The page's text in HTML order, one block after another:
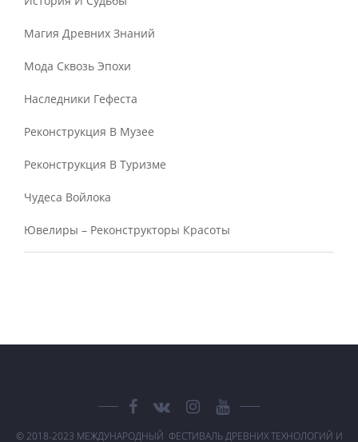
Магия Древних Знаний
Мода Сквозь Эпохи
Наследники Гефеста
Реконструкция В Музее
Реконструкция В Туризме
Чудеса Войлока
Ювелиры – Реконструкторы Красоты
© 2018-2023 МЕЖДУНАРОДНЫЙ ФЕСТИВАЛЬ ДРЕВНИХ ТЕХНОЛОГИЙ И